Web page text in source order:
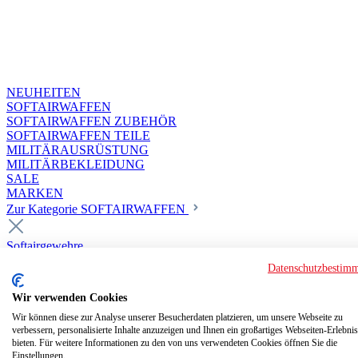
NEUHEITEN
SOFTAIRWAFFEN
SOFTAIRWAFFEN ZUBEHÖR
SOFTAIRWAFFEN TEILE
MILITÄRAUSRÜSTUNG
MILITÄRBEKLEIDUNG
SALE
MARKEN
Zur Kategorie SOFTAIRWAFFEN
Softairgewehre
Deluxe Custom Guns ab 18
Softair elektrisch ab 18
Softair elektrisch ab 14
Softair gasbetrieben ab 18
Softair HPA Luftdruck ab 18
Historische Softairwaffen
Wir verwenden Cookies
Wir können diese zur Analyse unserer Besucherdaten platzieren, um unsere Webseite zu
verbessern, personalisierte Inhalte anzuzeigen und Ihnen ein großartiges Webseiten-
bieten. Für weitere Informationen zu den von uns verwendeten Cookies öffnen Sie die
Einstellungen.